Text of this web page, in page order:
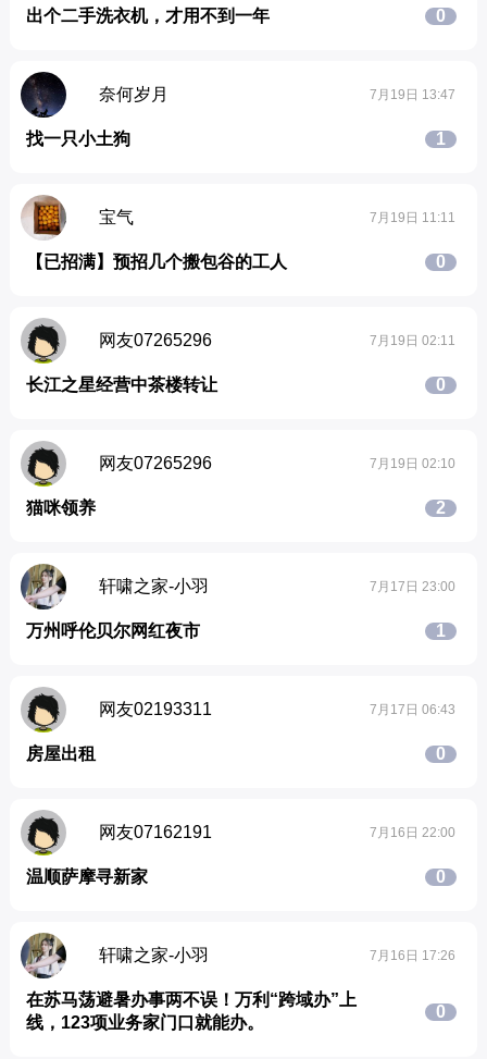
出个二手洗衣机，才用不到一年 0
奈何岁月 7月19日 13:47
找一只小土狗 1
宝气 7月19日 11:11
【已招满】预招几个搬包谷的工人 0
网友07265296 7月19日 02:11
长江之星经营中茶楼转让 0
网友07265296 7月19日 02:10
猫咪领养 2
轩啸之家-小羽 7月17日 23:00
万州呼伦贝尔网红夜市 1
网友02193311 7月17日 06:43
房屋出租 0
网友07162191 7月16日 22:00
温顺萨摩寻新家 0
轩啸之家-小羽 7月16日 17:26
在苏马荡避暑办事两不误！万利“跨域办”上
线，123项业务家门口就能办。
0